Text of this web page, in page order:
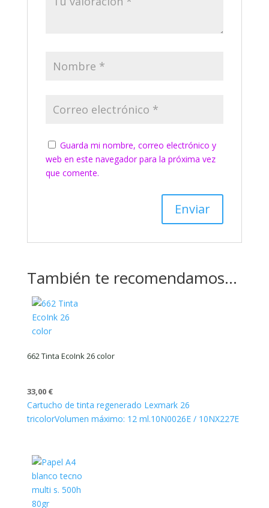
Guarda mi nombre, correo electrónico y
web en este navegador para la próxima vez
que comente.
También te recomendamos…
662 Tinta EcoInk 26 color
33,00 €
Cartucho de tinta regenerado Lexmark 26
tricolorVolumen máximo: 12 ml.10N0026E / 10NX227E